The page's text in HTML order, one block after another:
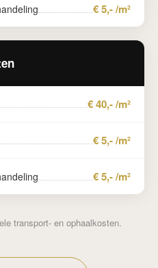
€ 5,- /m²
€ 40,- /m²
€ 5,- /m²
€ 5,- /m²
transport- en ophaalkosten.